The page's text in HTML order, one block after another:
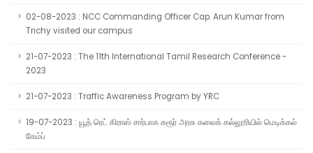
02-08-2023 : NCC Commanding Officer Cap. Arun Kumar from
Trichy visited our campus
21-07-2023 : The 11th International Tamil Research Conference -
2023
21-07-2023 : Traffic Awareness Program by YRC
19-07-2023 : யூத் ரெட் கிராஸ் சார்பாக கரூர் அரசு கலைக் கல்லூரியில் மெடிக்கல்
கேம்ப்